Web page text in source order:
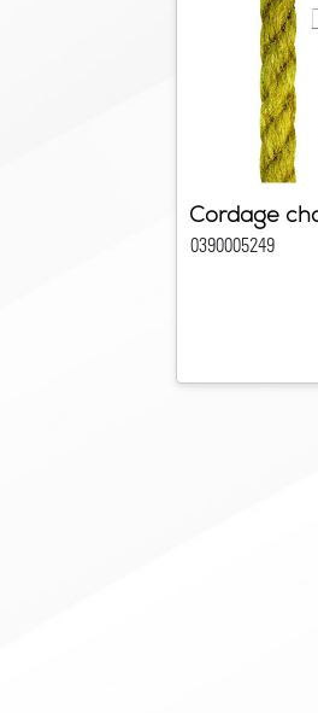
Cordage
0390005249